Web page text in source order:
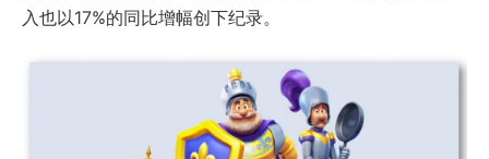
入也以17%的同比增幅创下纪录。